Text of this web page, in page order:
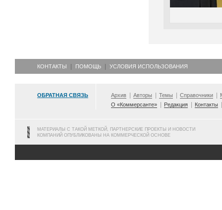
КОНТАКТЫ ПОМОЩЬ УСЛОВИЯ ИСПОЛЬЗОВАНИЯ
ОБРАТНАЯ СВЯЗЬ Архив Авторы Темы Справочники
О «Коммерсанте»
Редакция Контакты
МАТЕРИАЛЫ С ТАКОЙ МЕТКОЙ, ПАРТНЕРСКИЕ ПРОЕКТЫ И НОВОСТИ
КОМПАНИЙ ОПУБЛИКОВАНЫ НА КОММЕРЧЕСКОЙ ОСНОВЕ